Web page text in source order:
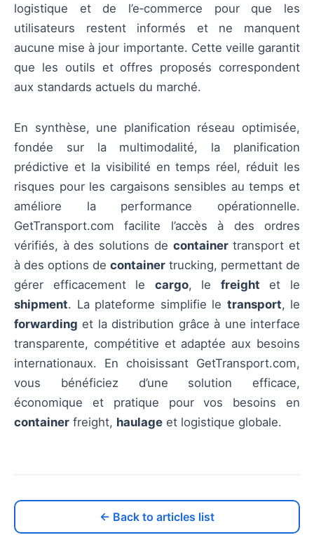
logistique et de l’e‑commerce pour que les
utilisateurs restent informés et ne manquent
aucune mise à jour importante. Cette veille garantit
que les outils et offres proposés correspondent
aux standards actuels du marché.
En synthèse, une planification réseau optimisée,
fondée sur la multimodalité, la planification
prédictive et la visibilité en temps réel, réduit les
risques pour les cargaisons sensibles au temps et
améliore la performance opérationnelle.
GetTransport.com facilite l’accès à des ordres
vérifiés, à des solutions de containertransport et
à des options de container trucking, permettant de
gérer efficacement le cargo, le freight et le
shipment. La plateforme simplifie le transport, le
forwarding et la distribution grâce à une interface
transparente, compétitive et adaptée aux besoins
internationaux. En choisissant GetTransport.com,
vous bénéficiez d’une solution efficace,
économique et pratique pour vos besoins en
container freight, haulage et logistique globale.
← Back to articles list